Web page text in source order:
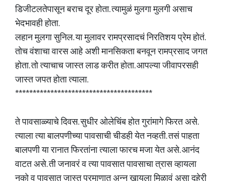
डिजीटलतेपासून बराच दूर होता. त्यामुळं मुलगा मुलगी असाच
भेदभावही होता.
लहान मुलगा सुनिल. या मुलावर रामप्रसादचं निरतिशय प्रेम होतं.
तोच वंशाचा वारस आहे अशी मानसिकता बनवून रामप्रसाद जगत
होता. तो त्याचाच जास्त लाड करीत होता. आपल्या जीवापरसही
जास्त जपत होता त्याला.
***************************************
ते पावसाळ्याचे दिवस. सुधीर ओलेचिंब होत गुरांमागे फिरत असे.
त्याला त्या बालपणीच्या पावसाची चीडही येत नव्हती. तसं पाहता
बालपणी या रानात फिरतांना त्याला फारच मजा येत असे. आनंद
वाटत असे. ती जनावरं व त्या पावसात पावसाचा त्रास व्हायला